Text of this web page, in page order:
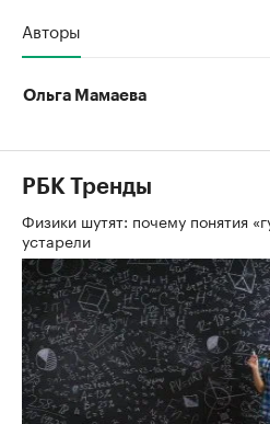
Авторы
Ольга Мамаева
РБК Тренды
Физики шутят: почему понятия
устарели